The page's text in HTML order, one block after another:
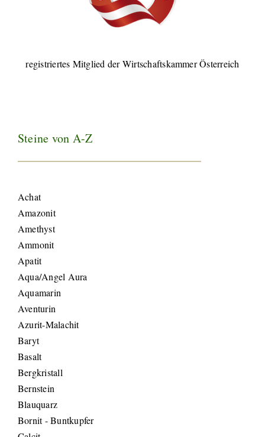
registriertes Mitglied der Wirtschaftskammer Österreich
Steine von A-Z
Achat
Amazonit
Amethyst
Ammonit
Apatit
Aqua/Angel Aura
Aquamarin
Aventurin
Azurit-Malachit
Baryt
Basalt
Bergkristall
Bernstein
Blauquarz
Bornit - Buntkupfer